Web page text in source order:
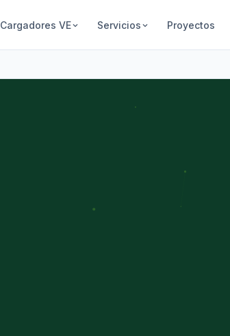
Cargadores VE Servicios Proyectos